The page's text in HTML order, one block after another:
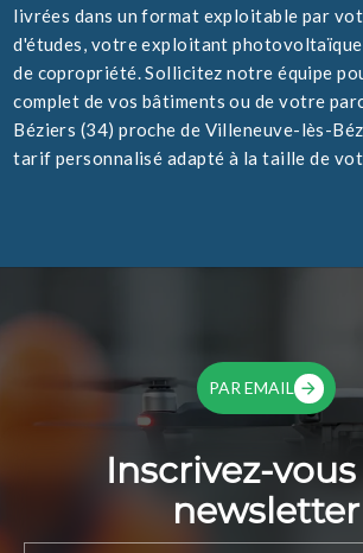
livrées dans un format exploitable par
d'études, votre exploitant
de copropriété. Sollicitez notre équipe
complet de vos bâtiments ou de votre
Béziers (34) proche de Villeneuve-lès-
tarif personnalisé adapté à la taille de
PAR EMAIL
Inscrivez-
newsletter